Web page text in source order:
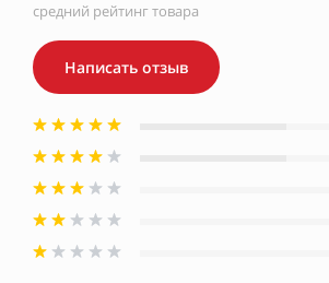
средний рейтинг товара
Написать отзыв